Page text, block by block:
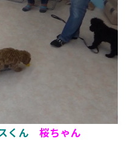
くん 桜ちゃん